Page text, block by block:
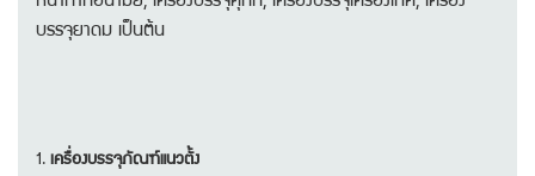
บรรจุยาดม เป็นต้น
1.เครื่องบรรจุภัณฑ์​แนวตั้ง